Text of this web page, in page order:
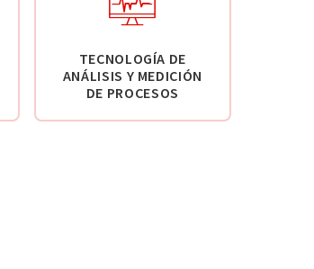
TECNOLOGÍA DE
ANÁLISIS Y MEDICIÓN
DE PROCESOS